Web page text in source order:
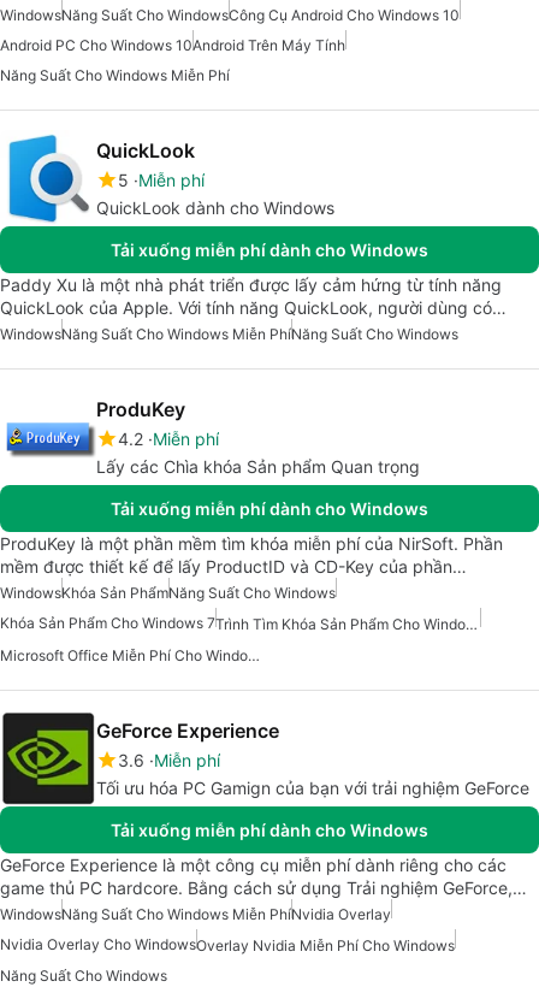
WindowsNăng Suất Cho WindowsCông Cụ Android Cho Windows 10
Android PC Cho Windows 10Android Trên Máy Tính
Năng Suất Cho Windows Miễn Phí
QuickLook
5 Miễn phí
QuickLook dành cho Windows
Tải xuống miễn phí dành cho Windows
Paddy Xu là một nhà phát triển được lấy cảm hứng từ tính năng
QuickLook của Apple. Với tính năng QuickLook, người dùng có…
WindowsNăng Suất Cho Windows Miễn PhíNăng Suất Cho Windows
ProduKey
4.2 Miễn phí
Lấy các Chìa khóa Sản phẩm Quan trọng
Tải xuống miễn phí dành cho Windows
ProduKey là một phần mềm tìm khóa miễn phí của NirSoft. Phần
mềm được thiết kế để lấy ProductID và CD-Key của phần…
WindowsKhóa Sản PhẩmNăng Suất Cho Windows
Khóa Sản Phẩm Cho Windows 7
Trình Tìm Khóa Sản Phẩm Cho Windows
Microsoft Office Miễn Phí Cho Windows 7
GeForce Experience
3.6 Miễn phí
Tối ưu hóa PC Gamign của bạn với trải nghiệm GeForce
Tải xuống miễn phí dành cho Windows
GeForce Experience là một công cụ miễn phí dành riêng cho các
game thủ PC hardcore. Bằng cách sử dụng Trải nghiệm GeForce,…
WindowsNăng Suất Cho Windows Miễn PhíNvidia Overlay
Nvidia Overlay Cho WindowsOverlay Nvidia Miễn Phí Cho Windows
Năng Suất Cho Windows